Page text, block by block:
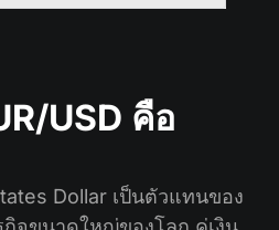
USD คือ
Dollar เป็นตัวแทนของ